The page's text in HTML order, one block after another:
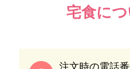
宅食に
注文時の電話